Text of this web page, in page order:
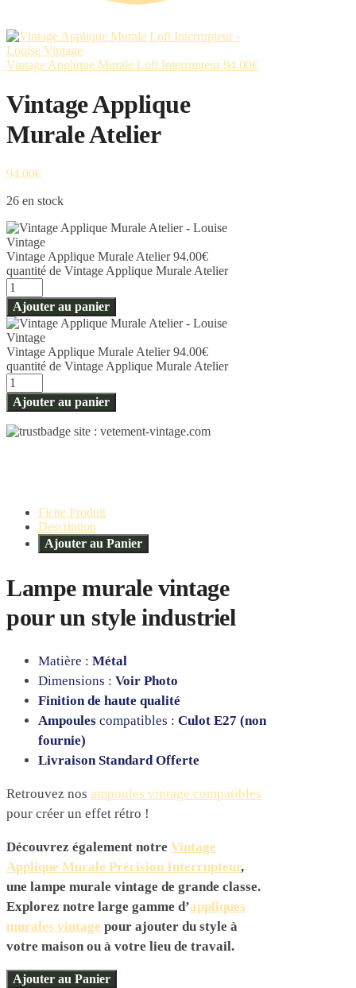
Vintage Applique Murale Loft Interrupteur 94.00€
Vintage Applique
Murale Atelier
94.00€
26 en stock
Vintage Applique Murale Atelier 94.00€
quantité de Vintage Applique Murale Atelier
Ajouter au panier
Vintage Applique Murale Atelier 94.00€
quantité de Vintage Applique Murale Atelier
Ajouter au panier
Fiche Produit
Description
Ajouter au Panier
Lampe murale vintage
pour un style industriel
Matière : Métal
Dimensions : Voir Photo
Finition de haute qualité
Ampoules compatibles : Culot E27 (non
fournie)
Livraison Standard Offerte
Retrouvez nos ampoules vintage compatibles
pour créer un effet rétro !
Découvrez également notre Vintage
Applique Murale Précision Interrupteur,
une lampe murale vintage de grande classe.
Explorez notre large gamme d’appliques
murales vintage pour ajouter du style à
votre maison ou à votre lieu de travail.
Ajouter au Panier